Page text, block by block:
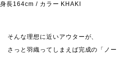
身長164cm / カラー KHAKI
そんな理想に近いアウターが、
さっと羽織ってしまえば完成の「ノー